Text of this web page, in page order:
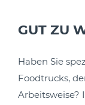
GUT ZU
Haben Sie
Foodtrucks,
Arbeitsweise?